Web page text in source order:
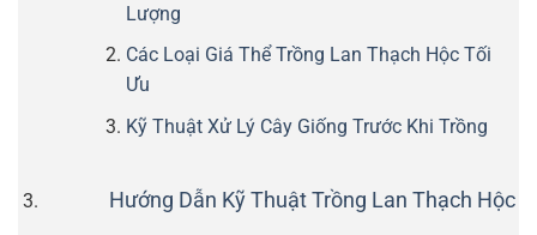
Lượng
Các Loại Giá Thể Trồng Lan Thạch Hộc Tối
Ưu
Kỹ Thuật Xử Lý Cây Giống Trước Khi Trồng
Hướng Dẫn Kỹ Thuật Trồng Lan Thạch Hộc